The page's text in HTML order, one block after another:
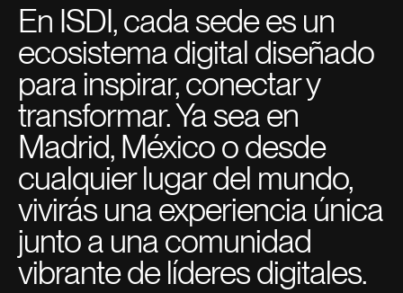
En ISDI, cada sede es un
ecosistema digital diseñado
para inspirar, conectar y
transformar. Ya sea en
Madrid, México o desde
cualquier lugar del mundo,
vivirás una experiencia única
junto a una comunidad
vibrante de líderes digitales.